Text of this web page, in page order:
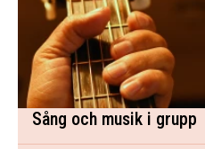
Sång och musik i grupp